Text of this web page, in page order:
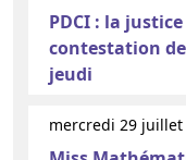
PDCI : la
contestation
jeudi
mercredi 29 juillet